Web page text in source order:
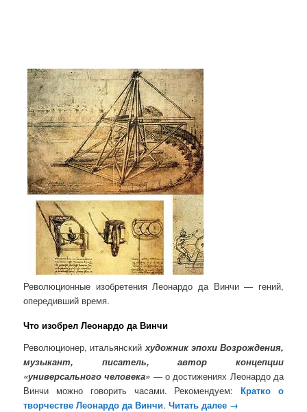
Революционные изобретения Леонардо да Винчи — гений,
опередивший время.
Что изобрел Леонардо да Винчи
Революционер, итальянский художник эпохи Возрождения,
музыкант, писатель, автор концепции
«универсального человека» — о достижениях Леонардо да
Винчи можно говорить часами. Рекомендуем:Кратко о
творчестве Леонардо да Винчи.Читать далее →